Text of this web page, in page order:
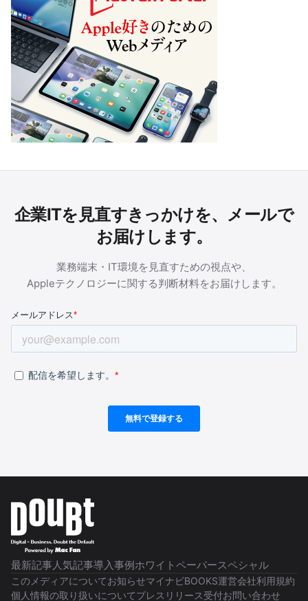
企業ITを見直すきっかけを、メールで
お届けします。
業務端末・IT環境を見直すための視点や、
Appleテクノロジーに関する判断材料をお届けします。
最新記事人気記事導入事例ホワイトペーパースペシャル
このメディアについてお知らせマイナビBOOKS運営会社利用規約
個人情報の取り扱いについてプレスリリース受付お問い合わせ